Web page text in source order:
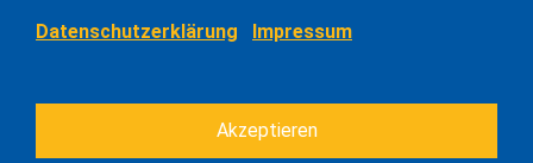
Datenschutzerklärung Impressum
Akzeptieren